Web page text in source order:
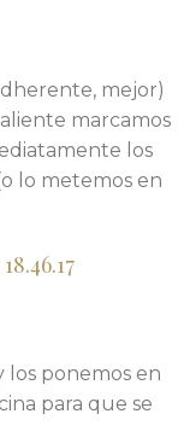
mejor)
marcamos
los
lo metemos en
los ponemos en
para que se